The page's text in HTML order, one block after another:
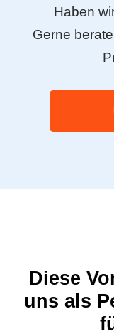
Haben
Gerne
Diese
uns als